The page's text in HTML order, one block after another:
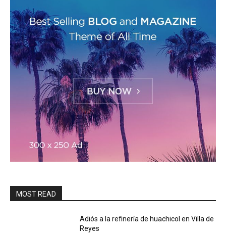
MOST READ
Adiós a la refinería de huachicol en Villa de
Reyes